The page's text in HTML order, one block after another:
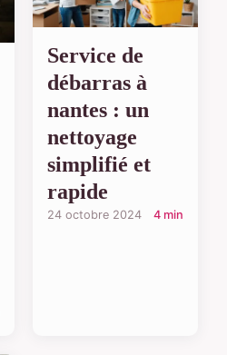
Service de
débarras à
nantes : un
nettoyage
simplifié et
rapide
24 octobre 2024 4 min